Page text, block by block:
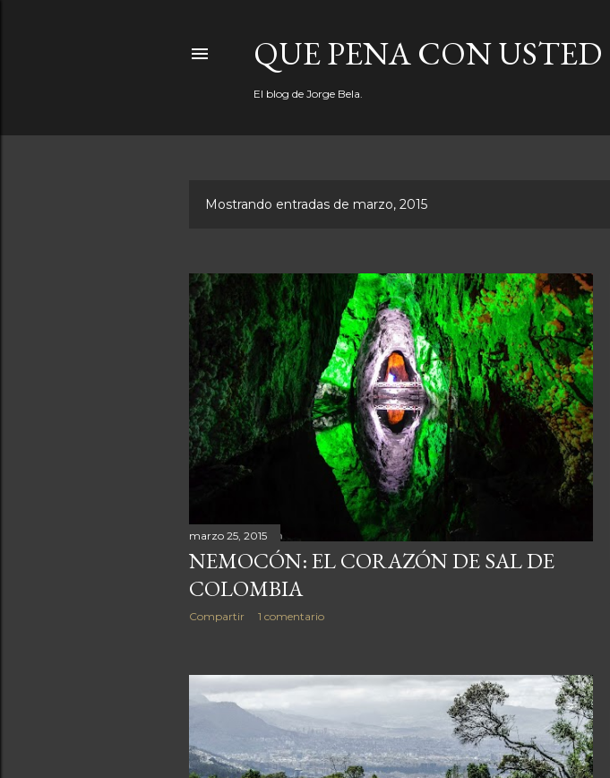
QUE PENA CON USTED
El blog de Jorge Bela.
t
r
a
d
a
s
Mostrando entradas de marzo, 2015
marzo 25, 2015
NEMOCÓN: EL CORAZÓN DE SAL DE
COLOMBIA
Compartir 1 comentario